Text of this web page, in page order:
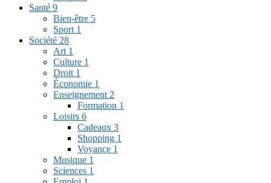
Santé 9
Bien-être 5
Sport 1
Société 28
Art 1
Culture 1
Droit 1
Économie 1
Enseignement 2
Formation 1
Loisirs 6
Cadeaux 3
Shopping 1
Voyance 1
Musique 1
Sciences 1